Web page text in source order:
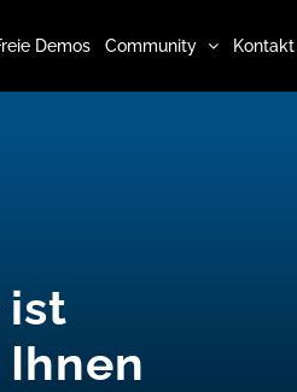
Demos Community Kontakt
ist